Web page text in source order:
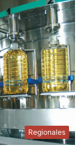
Regionales